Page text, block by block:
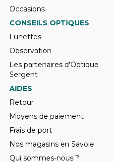
Occasions
CONSEILS OPTIQUES
Lunettes
Observation
Les partenaires d'Optique
Sergent
AIDES
Retour
Moyens de paiement
Frais de port
Nos magasins en Savoie
Qui sommes-nous ?